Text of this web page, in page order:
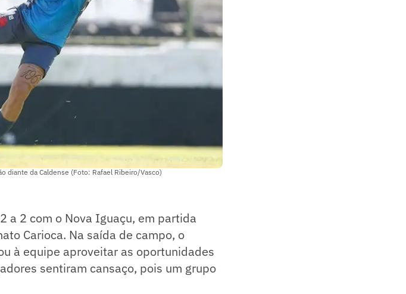
diante da Caldense (Foto: Rafael Ribeiro/Vasco)
a 2 com o Nova Iguaçu, em partida
Carioca. Na saída de campo, o
à equipe aproveitar as oportunidades
sentiram cansaço, pois um grupo